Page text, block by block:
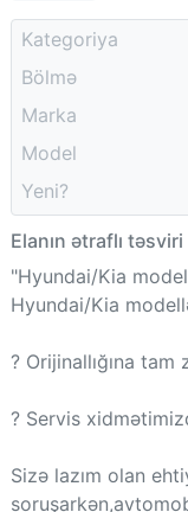
Kategoriya
Bölmə
Marka
Model
Yeni?
Elanın ətraflı təsviri
"Hyundai/Kia
Hyundai/Kia
? Orijinallığına
? Servis
Sizə lazım olan